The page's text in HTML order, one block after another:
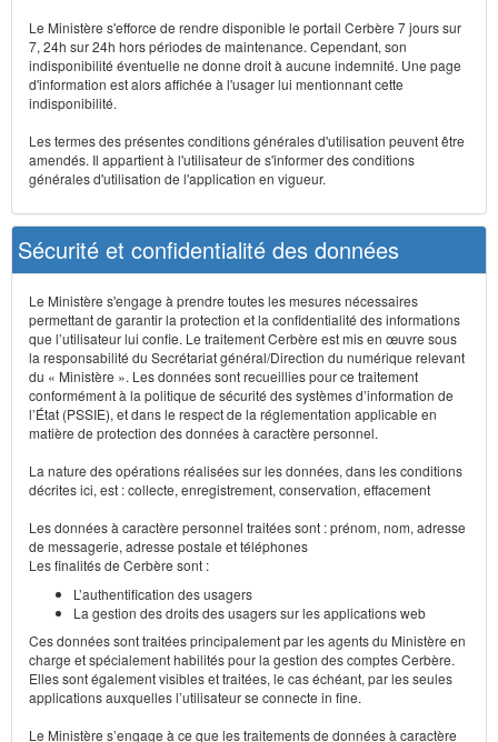
Le Ministère s'efforce de rendre disponible le portail Cerbère 7 jours sur
7, 24h sur 24h hors périodes de maintenance. Cependant, son
indisponibilité éventuelle ne donne droit à aucune indemnité. Une page
d'information est alors affichée à l'usager lui mentionnant cette
indisponibilité.
Les termes des présentes conditions générales d'utilisation peuvent être
amendés. Il appartient à l'utilisateur de s'informer des conditions
générales d'utilisation de l'application en vigueur.
Sécurité et confidentialité des données
Le Ministère s'engage à prendre toutes les mesures nécessaires
permettant de garantir la protection et la confidentialité des informations
que l’utilisateur lui confie. Le traitement Cerbère est mis en œuvre sous
la responsabilité du Secrétariat général/Direction du numérique relevant
du « Ministère ». Les données sont recueillies pour ce traitement
conformément à la politique de sécurité des systèmes d’information de
l’État (PSSIE), et dans le respect de la réglementation applicable en
matière de protection des données à caractère personnel.
La nature des opérations réalisées sur les données, dans les conditions
décrites ici, est : collecte, enregistrement, conservation, effacement
Les données à caractère personnel traitées sont : prénom, nom, adresse
de messagerie, adresse postale et téléphones
Les finalités de Cerbère sont :
L’authentification des usagers
La gestion des droits des usagers sur les applications web
Ces données sont traitées principalement par les agents du Ministère en
charge et spécialement habilités pour la gestion des comptes Cerbère.
Elles sont également visibles et traitées, le cas échéant, par les seules
applications auxquelles l’utilisateur se connecte in fine.
Le Ministère s’engage à ce que les traitements de données à caractère